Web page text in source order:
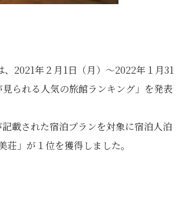
、2021年２月1日（月）～2022年１月31
られる人気の旅館ランキング」を発表
載された宿泊プランを対象に宿泊人泊
」が１位を獲得しました。